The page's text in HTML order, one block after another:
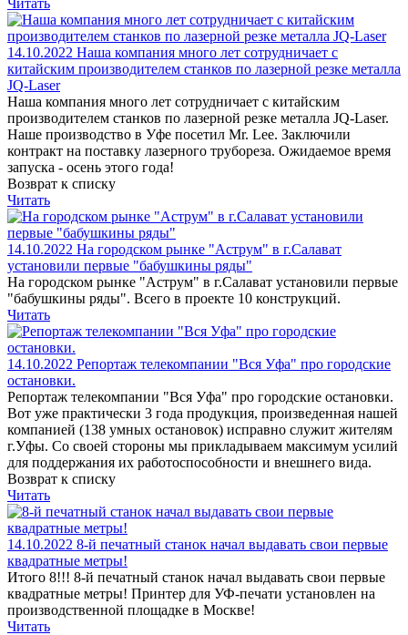
Читать
14.10.2022 Наша компания много лет сотрудничает с
китайским производителем станков по лазерной резке металла
JQ-Laser
Наша компания много лет сотрудничает с китайским
производителем станков по лазерной резке металла JQ-Laser.
Наше производство в Уфе посетил Mr. Lee. Заключили
контракт на поставку лазерного трубореза. Ожидаемое время
запуска - осень этого года!
Возврат к списку
Читать
14.10.2022 На городском рынке "Аструм" в г.Салават
установили первые "бабушкины ряды"
На городском рынке "Аструм" в г.Салават установили первые
"бабушкины ряды". Всего в проекте 10 конструкций.
Читать
14.10.2022 Репортаж телекомпании "Вся Уфа" про городские
остановки.
Репортаж телекомпании "Вся Уфа" про городские остановки.
Вот уже практически 3 года продукция, произведенная нашей
компанией (138 умных остановок) исправно служит жителям
г.Уфы. Со своей стороны мы прикладываем максимум усилий
для поддержания их работоспособности и внешнего вида.
Возврат к списку
Читать
14.10.2022 8-й печатный станок начал выдавать свои первые
квадратные метры!
Итого 8!!! 8-й печатный станок начал выдавать свои первые
квадратные метры! Принтер для УФ-печати установлен на
производственной площадке в Москве!
Читать